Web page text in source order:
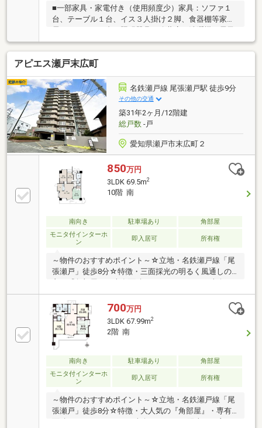
■一部家具・家電付き（使用頻度少）家具：ソファ１
台、テーブル１台、イス３人掛け２脚、食器棚等家
レンジ、オーブントースター※こちらの部屋は一部家
具・家電付きでの販売となります。■室内リフォーム
履歴・平成２８年：食洗機交換・令和３年：洋室３部
屋フローリング張替 ＬＤＫ東側にエコカ
ラット施工 北西洋室西側にエコカラット
施工・令和５年：トイレ新品交換、ＣＦ張替・令和７
年：ＬＤフロアタイル張り・クロス張替
廊下フロアタイル張り ハウスクリーニン
グ※修繕積立金改定予定有 2024年～2029年
アピエス瀬戸末広町
名鉄瀬戸線 尾張瀬戸駅 徒歩9分
その他の交通
築31年2ヶ月/12階建
総戸数-戸
愛知県瀬戸市末広町２
850万円
3LDK 69.5m2
10階 南
南向き 駐車場あり
角部屋
モニタ付インターホ
ン
即入居可 所有権
～物件のおすすめポイント～☆立地・名鉄瀬戸線「尾
張瀬戸」徒歩8分☆特徴・三面採光の明るく風通しの
のため、陽当たり良好！・閑静な住宅地【リフォーム
内容（2026年7月完了）】■その他（天壁クロス貼替、
畳表替え、キッチン水栓取替、便器取替え 他）☆周
辺環境・スーパー アピタ瀬戸店：徒歩12分・スーパ
ー フィール瀬戸店：徒歩30分・コンビニ ファミリ
ーマートパルティせと店：徒歩8分・にじの丘小学
校：徒歩19分・にじの丘中学校：徒歩19分
700万円
3LDK 67.99m2
2階 南
南向き 駐車場あり
角部屋
モニタ付インターホ
ン
即入居可 所有権
～物件のおすすめポイント～☆立地・名鉄瀬戸線「尾
張瀬戸」徒歩8分☆特徴・大人気の『角部屋』・専有